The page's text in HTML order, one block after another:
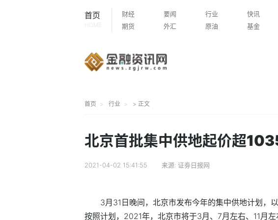
首页
HOME
财经 要闻 行业 快讯
期货
外汇 原油 基金
首页 行业 > 正文
北京首批集中供地起价超
2021-04-02 15:41:55 来源: 证劵日报网
3月31日晚间，北京市发布今年的集中供地计划，
按照计划，2021年，北京市将于3月、7月左右、11月